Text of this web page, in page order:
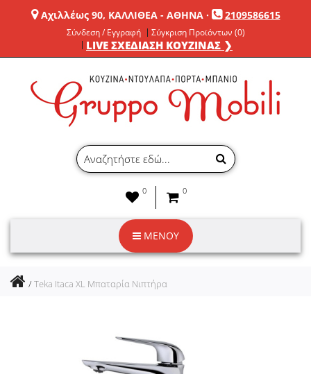
Αχιλλέως 90, ΚΑΛΛΙΘΕΑ - ΑΘΗΝΑ· 2109586615
Σύνδεση / Εγγραφή Σύγκριση Προϊόντων (0)
LIVE ΣΧΕΔΙΑΣΗ ΚΟΥΖΙΝΑΣ ❯
0 0
ΜΕΝΟΥ
Teka Itaca XL Μπαταρία Νιπτήρα